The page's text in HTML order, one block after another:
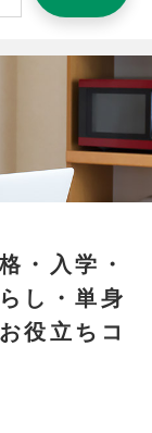
・入学・
し・単身
役立ちコ